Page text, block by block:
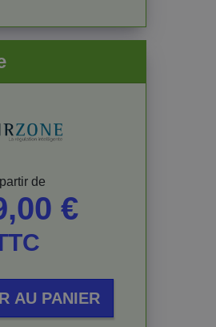
de
€
AU PANIER